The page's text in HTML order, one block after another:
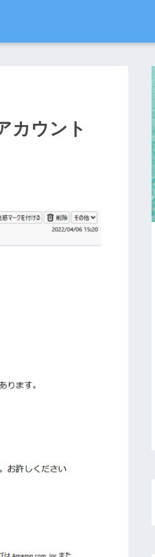
カウント